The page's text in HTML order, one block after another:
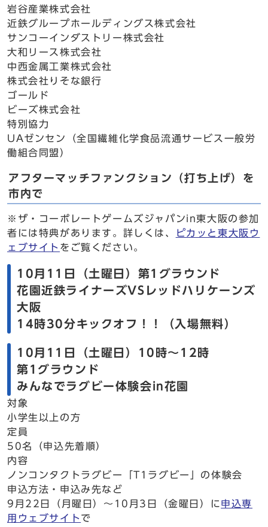
岩谷産業株式会社
近鉄グループホールディングス株式会社
サンコーインダストリー株式会社
大和リース株式会社
中西金属工業株式会社
株式会社りそな銀行
ゴールド
ビーズ株式会社
特別協力
UAゼンセン（全国繊維化学食品流通サービス一般労
働組合同盟）
アフターマッチファンクション（打ち上げ）を
市内で
※ザ・コーポレートゲームズジャパンin東大阪の参加
者には特典があります。詳しくは、
ピカッと東大阪ウ
ェブサイト をご覧ください。
10月11日（土曜日）第1グラウンド
花園近鉄ライナーズVSレッドハリケーンズ
大阪
14時30分キックオフ！！（入場無料）
10月11日（土曜日）10時～12時
第1グラウンド
みんなでラグビー体験会in花園
対象
⼩学⽣以上の方
定員
50名（申込先着順）
内容
ノンコンタクトラグビー「T1ラグビー」の体験会
申込方法・申込み先など
9月22日（月曜日）～10月3日（金曜日）に 申込専
用ウェブサイト で